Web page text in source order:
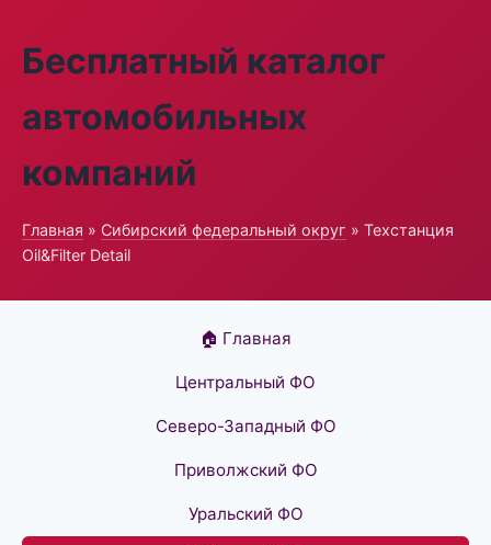
Бесплатный каталог
автомобильных
компаний
Главная » Сибирский федеральный округ » Техстанция
Oil&Filter Detail
🏠 Главная
Центральный ФО
Северо-Западный ФО
Приволжский ФО
Уральский ФО